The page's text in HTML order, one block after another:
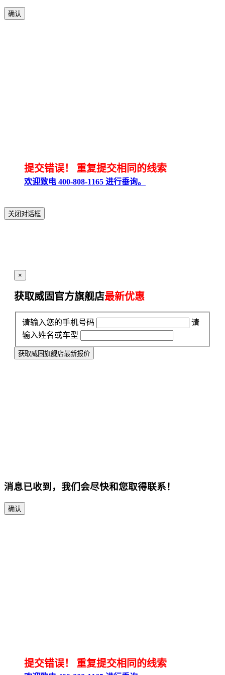
确认
提交错误！ 重复提交相同的线索
欢迎致电 400-808-1165 进行垂询。
关闭对话框
×
获取威固官方旗舰店最新优惠
请输入您的手机号码
请
输入姓名或车型
获取威固旗舰店最新报价
消息已收到，我们会尽快和您取得联系！
确认
提交错误！ 重复提交相同的线索